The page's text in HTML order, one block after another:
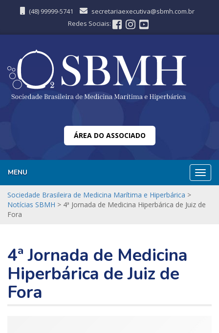
(48) 99999-5741
secretariaexecutiva@sbmh.com.br
Redes Sociais:
ÁREA DO ASSOCIADO
MENU
Sociedade Brasileira de Medicina Marítima e Hiperbárica >
Notícias SBMH > 4ª Jornada de Medicina Hiperbárica de Juiz de
Fora
4ª Jornada de Medicina
Hiperbárica de Juiz de
Fora